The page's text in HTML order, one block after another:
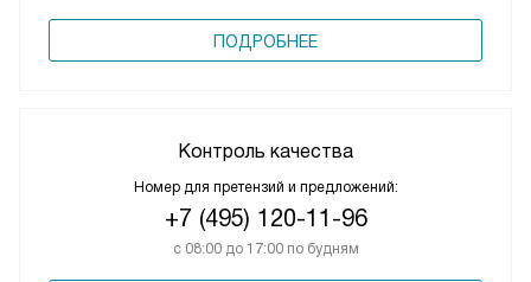
ПОДРОБНЕЕ
Контроль качества
Номер для претензий и предложений:
+7 (495) 120-11-96
с 08:00 до 17:00 по будням